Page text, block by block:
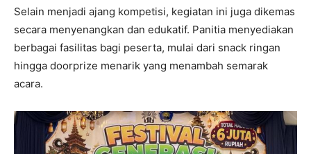
Selain menjadi ajang kompetisi, kegiatan ini juga dikemas
secara menyenangkan dan edukatif. Panitia menyediakan
berbagai fasilitas bagi peserta, mulai dari snack ringan
hingga doorprize menarik yang menambah semarak
acara.